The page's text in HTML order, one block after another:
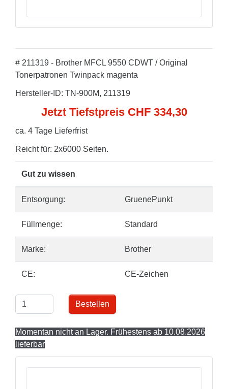
# 211319 - Brother MFCL 9550 CDWT / Original
Tonerpatronen Twinpack magenta
Hersteller-ID: TN-900M, 211319
Jetzt Tiefstpreis CHF 334,30
ca. 4 Tage Lieferfrist
Reicht für: 2x6000 Seiten.
Gut zu wissen
Entsorgung: GruenePunkt
Füllmenge: Standard
Marke: Brother
CE: CE-Zeichen
Bestellen
Momentan nicht an Lager. Frühestens ab 10.08.2026
lieferbar